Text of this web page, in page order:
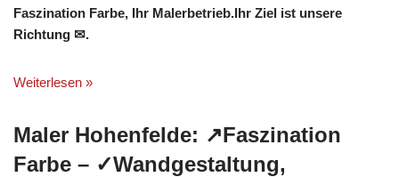
Faszination Farbe, Ihr Malerbetrieb.Ihr Ziel ist unsere
Richtung ✉.
Weiterlesen »
Maler Hohenfelde: ↗️Faszination
Farbe – ✓Wandgestaltung,